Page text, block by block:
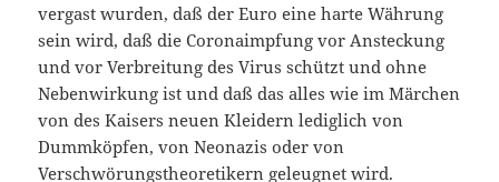
vergast wurden, daß der Euro eine harte Währung
sein wird, daß die Coronaimpfung vor Ansteckung
und vor Verbreitung des Virus schützt und ohne
Nebenwirkung ist und daß das alles wie im Märchen
von des Kaisers neuen Kleidern lediglich von
Dummköpfen, von Neonazis oder von
Verschwörungstheoretikern geleugnet wird.